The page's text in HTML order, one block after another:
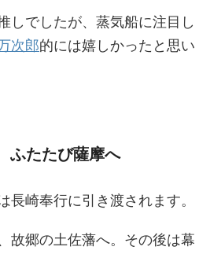
しでしたが、蒸気船に注目し
次郎的には嬉しかったと思い
ふたたび薩摩へ
長崎奉行に引き渡されます。
故郷の土佐藩へ。その後は幕